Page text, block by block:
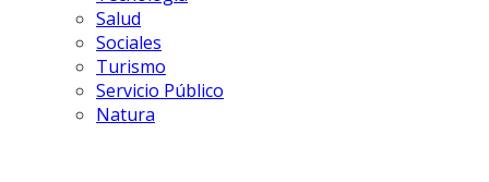
Salud
Sociales
Turismo
Servicio Público
Natura